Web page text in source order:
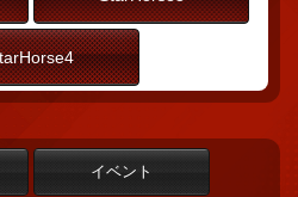
イベント